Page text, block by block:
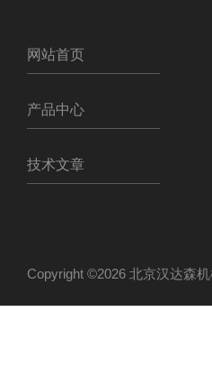
网站首页
产品中心
技术文章
Copyright ©2026 北京汉达森